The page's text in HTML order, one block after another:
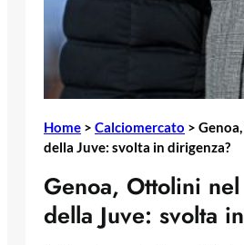
Home > Calciomercato >
della Juve: svolta in dirigenza?
Genoa, Ottolini
della Juve: svolta